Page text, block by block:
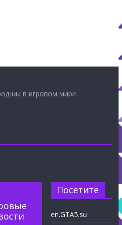
в игровом мире
Посетите
en.GTA5.su